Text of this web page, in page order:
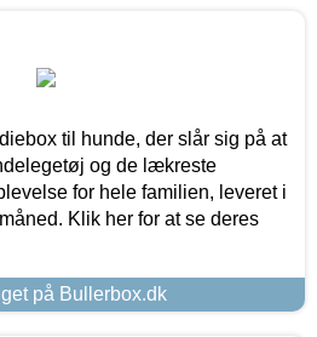
til hunde, der slår sig på at
og de lækreste
for hele familien, leveret i
Klik her for at se deres
på Bullerbox.dk